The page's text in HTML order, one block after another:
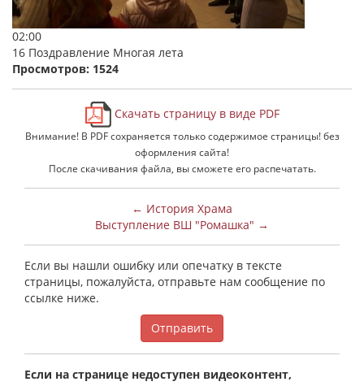
02:00
16 Поздравление Многая лета
Просмотров: 1524
Скачать страницу в виде PDF
Внимание! В PDF сохраняется только содержимое страницы! без
оформления сайта!
После скачивания файла, вы сможете его распечатать.
← История Храма
Выступление ВШ "Ромашка" →
Если вы нашли ошибку или опечатку в тексте
страницы, пожалуйста, отправьте нам сообщение по
ссылке ниже.
Отправить
Если на странице недоступен видеоконтент,